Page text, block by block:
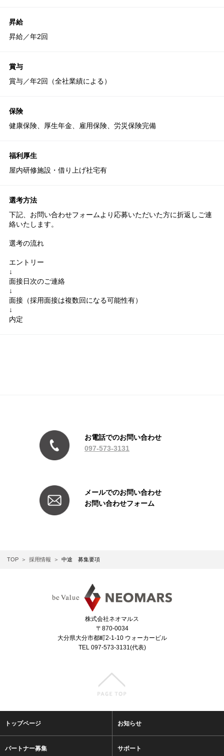
昇給
昇給／年2回
賞与
賞与／年2回（全社業績による）
保険
健康保険、厚生年金、雇用保険、労災保険完備
福利厚生
屋内研修施設・借り上げ社宅有
選考方法
下記、お問い合わせフォームより応募いただいた方に折返しご連
絡いたします。
選考の流れ
エントリー
↓
面接日次のご連絡
↓
面接（採用面接は複数回になる可能性有）
↓
内定
お電話でのお問い合わせ
097-573-3131
メールでのお問い合わせ
お問い合わせフォーム
TOP 採用情報 中途 募集要項
株式会社ネオマルス
〒870-0034
大分県大分市都町2-1-10 ウォーカービル
TEL 097-573-3131(代表)
トップページ お知らせ
パートナー募集 サポート